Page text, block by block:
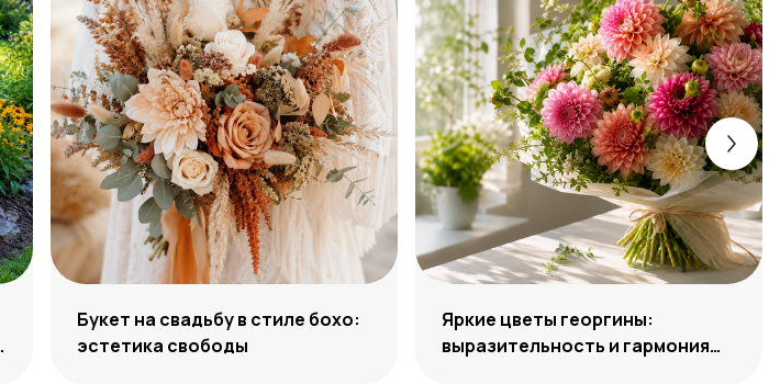
Букет на свадьбу в стиле бохо:
эстетика свободы
Яркие цветы георгины:
выразительность и гармония